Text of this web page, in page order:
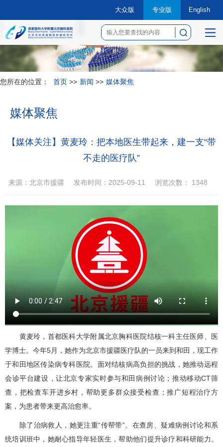
大众版 专业版 English
菜
您所在的位置： 首页 >> 新闻 >> 媒体聚焦
媒体聚焦
【媒体关注】黄麦玲：把本地医生带起来，建一支“带
不走的医疗队”
来源：北京市援疆 发布时间：2025-09-11 浏览次数： 1348
黄麦玲 ，首都医科大学附属北京胸科医院结核一科主任医师、医
学博士。今年5月，她作为北京市援疆医疗队的一员来到和田，现工作
于和田地区传染病专科医院。面对结核病高负担的挑战，她推动远程
会诊平台建设，让北京专家实时参与和田病例讨论；推动移动CT筛
查，把检查车开进乡村，帮助更多群众接受检查；推广短程治疗方
案，为患者带来更高治愈率。
除了治病救人，她更注重“传帮带”。在查房、疑难病例讨论和系
统培训班中，她耐心指导年轻医生，帮助他们提升诊疗和科研能力。